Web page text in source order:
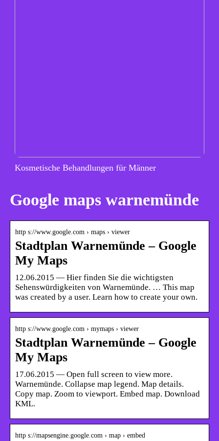
Kosmetische Behandlungen für Männer
Google maps warnemünde
http s://www.google.com › maps › viewer
Stadtplan Warnemünde – Google
My Maps
12.06.2015 — Hier finden Sie die wichtigsten
Sehenswürdigkeiten von Warnemünde. … This map
was created by a user. Learn how to create your own.
http s://www.google.com › mymaps › viewer
Stadtplan Warnemünde – Google
My Maps
17.06.2015 — Open full screen to view more.
Warnemünde. Collapse map legend. Map details.
Copy map. Zoom to viewport. Embed map. Download
KML.
http s://mapsengine.google.com › map › embed